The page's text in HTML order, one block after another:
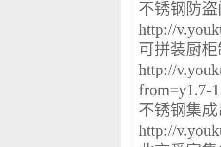
不锈钢防
http://
可拼装厨
http://
from=y1.7-
不锈钢集
http://